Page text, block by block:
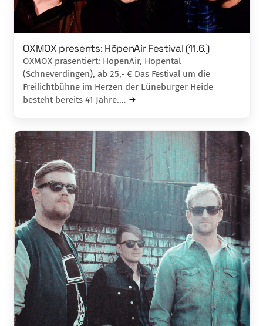
OXMOX presents: HöpenAir Festival (11.6.)
OXMOX präsentiert: HöpenAir, Höpental
(Schneverdingen), ab 25,- € Das Festival um die
Freilichtbühne im Herzen der Lüneburger Heide
besteht bereits 41 Jahre.…